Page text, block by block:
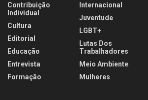
Contribuição
Individual
Cultura
Editorial
Educação
Entrevista
Formação
Internacional
Juventude
LGBT+
Lutas Dos
Trabalhadores
Meio Ambiente
Mulheres